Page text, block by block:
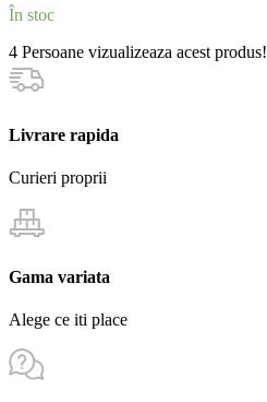
În stoc
4 Persoane vizualizeaza acest produs!
Livrare rapida
Curieri proprii
Gama variata
Alege ce iti place